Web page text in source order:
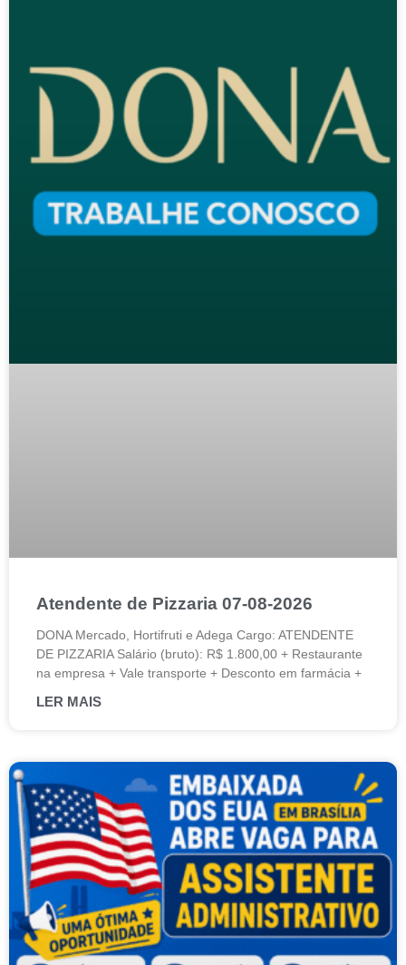
Atendente de Pizzaria 07-08-2026
DONA Mercado, Hortifruti e Adega Cargo: ATENDENTE
DE PIZZARIA Salário (bruto): R$ 1.800,00 + Restaurante
na empresa + Vale transporte + Desconto em farmácia +
LER MAIS